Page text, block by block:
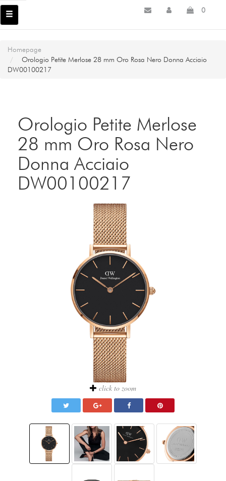
0
Homepage
Orologio Petite Merlose 28 mm Oro Rosa Nero Donna Acciaio
DW00100217
Orologio Petite Merlose
28 mm Oro Rosa Nero
Donna Acciaio
DW00100217
click to zoom